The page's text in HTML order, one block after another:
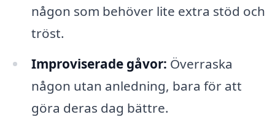
någon som behöver lite extra stöd och
tröst.
Improviserade gåvor: Överraska
någon utan anledning, bara för att
göra deras dag bättre.